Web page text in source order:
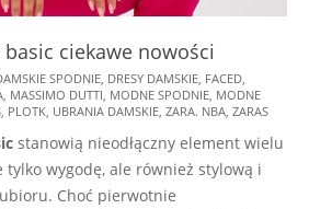
ciekawe nowości
SPODNIE DRESY DAMSKIE FACED
MASSIMO DUTTI MODNE SPODNIE MODNE
PLOTK UBRANIA DAMSKIE ZARA. NBA ZARAS
stanowią nieodłączny element wielu
wygodę, ale również stylową i
Choć pierwotnie